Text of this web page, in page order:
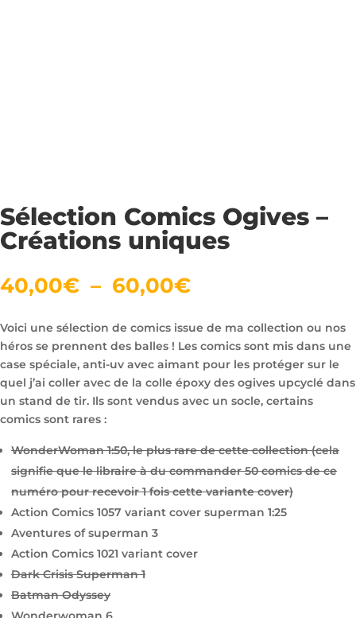
Sélection Comics Ogives –
Créations uniques
40,00€ – 60,00€Plage
prix :
40,00€
à
60,00€
Voici une sélection de comics issue de ma collection ou nos
héros se prennent des balles ! Les comics sont mis dans une
case spéciale, anti-uv avec aimant pour les protéger sur le
quel j’ai coller avec de la colle époxy des ogives upcyclé dans
un stand de tir. Ils sont vendus avec un socle, certains
comics sont rares :
WonderWoman 1:50, le plus rare de cette collection (cela
signifie que le libraire à du commander 50 comics de ce
numéro pour recevoir 1 fois cette variante cover)
Action Comics 1057 variant cover superman 1:25
Aventures of superman 3
Action Comics 1021 variant cover
Dark Crisis Superman 1
Batman Odyssey